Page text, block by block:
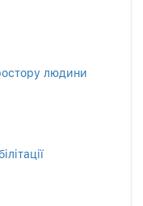
людини